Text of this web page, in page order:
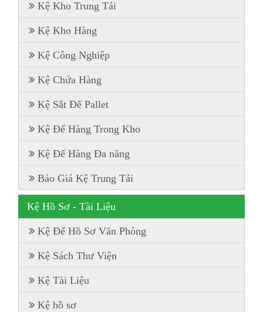
Kệ Kho Trung Tải
Kệ Kho Hàng
Kệ Công Nghiệp
Kệ Chứa Hàng
Kệ Sắt Để Pallet
Kệ Để Hàng Trong Kho
Kệ Để Hàng Đa năng
Báo Giá Kệ Trung Tải
Kệ Hồ Sơ - Tài Liệu
Kệ Để Hồ Sơ Văn Phòng
Kệ Sách Thư Viện
Kệ Tài Liệu
Kệ hồ sơ